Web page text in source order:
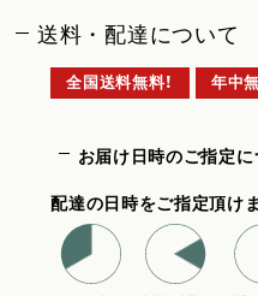
送料・配達について
全国送料無料！ 年中
お届け日時のご指定に
配達の日時をご指定頂けま